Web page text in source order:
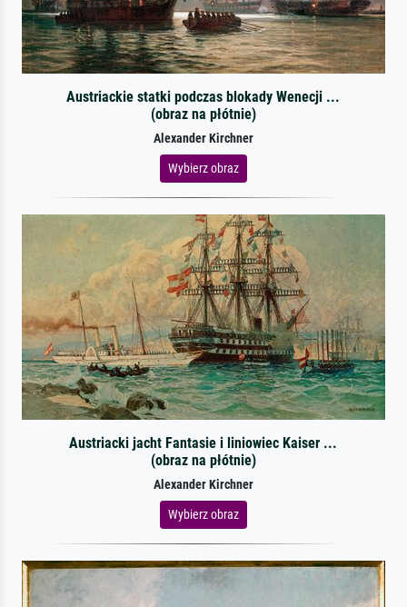
Austriackie statki podczas blokady Wenecji ...
(obraz na płótnie)
Alexander Kirchner
Wybierz obraz
Austriacki jacht Fantasie i liniowiec Kaiser ...
(obraz na płótnie)
Alexander Kirchner
Wybierz obraz